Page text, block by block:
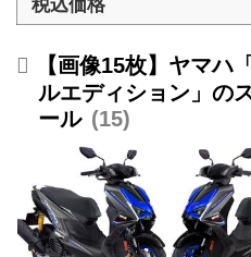
税込価格
【画像15枚】ヤマハ
ルエディション」の
ール
15